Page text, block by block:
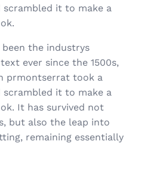
scrambled it to make a
the industrys
ever since the 1500s,
prmontserrat took a
scrambled it to make a
It has survived not
but also the leap into
remaining essentially